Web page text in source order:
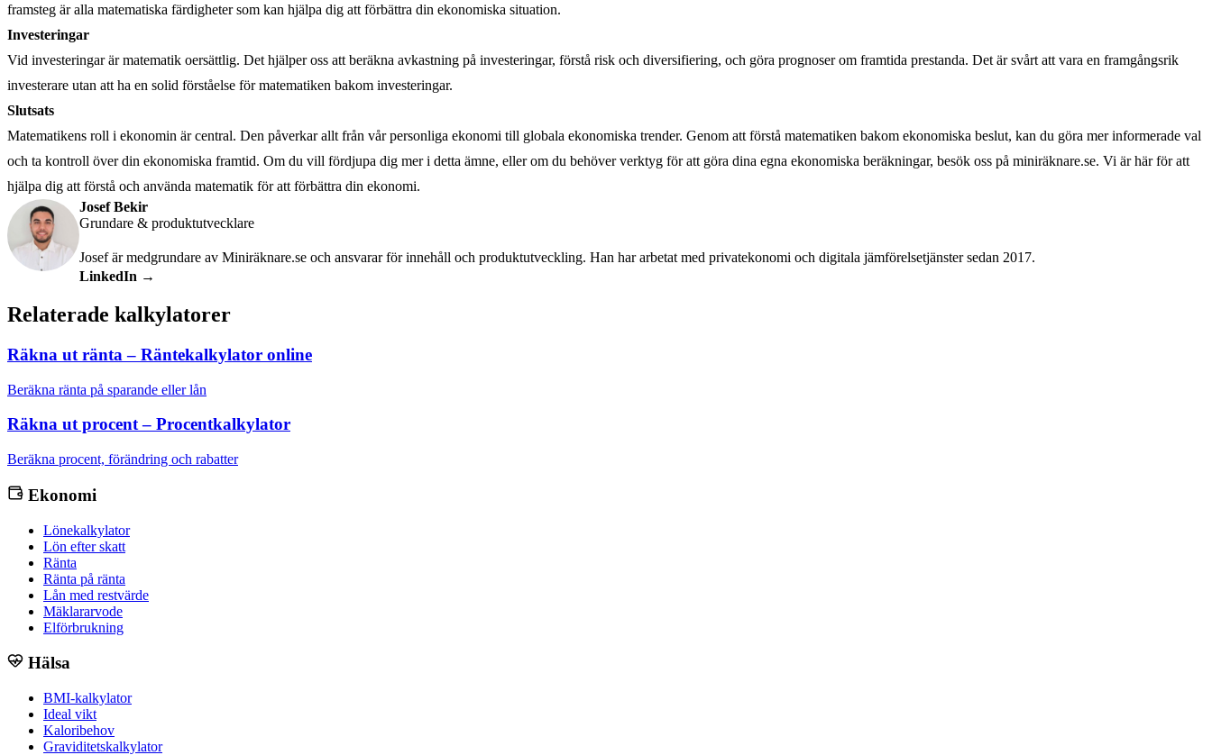
framsteg är alla matematiska färdigheter som kan hjälpa dig att förbättra din ekonomiska situation.
Investeringar
Vid investeringar är matematik oersättlig. Det hjälper oss att beräkna avkastning på investeringar, förstå risk och diversifiering, och göra prognoser om framtida prestanda. Det är svårt att vara en framgångsrik
investerare utan att ha en solid förståelse för matematiken bakom investeringar.
Slutsats
Matematikens roll i ekonomin är central. Den påverkar allt från vår personliga ekonomi till globala ekonomiska trender. Genom att förstå matematiken bakom ekonomiska beslut, kan du göra mer informerade val
och ta kontroll över din ekonomiska framtid. Om du vill fördjupa dig mer i detta ämne, eller om du behöver verktyg för att göra dina egna ekonomiska beräkningar, besök oss på miniräknare.se. Vi är här för att
hjälpa dig att förstå och använda matematik för att förbättra din ekonomi.
Josef Bekir
Grundare & produktutvecklare
Josef är medgrundare av Miniräknare.se och ansvarar för innehåll och produktutveckling. Han har arbetat med privatekonomi och digitala jämförelsetjänster sedan 2017.
LinkedIn →
Relaterade kalkylatorer
Räkna ut ränta – Räntekalkylator online
Beräkna ränta på sparande eller lån
Räkna ut procent – Procentkalkylator
Beräkna procent, förändring och rabatter
Ekonomi
Lönekalkylator
Lön efter skatt
Ränta
Ränta på ränta
Lån med restvärde
Mäklararvode
Elförbrukning
Hälsa
BMI-kalkylator
Ideal vikt
Kaloribehov
Graviditetskalkylator